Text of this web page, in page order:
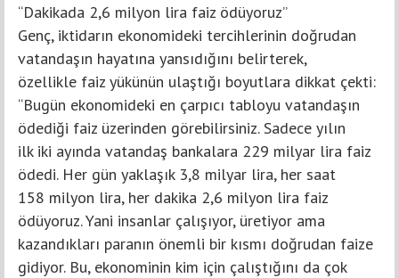
“Dakikada 2,6 milyon lira faiz ödüyoruz”
Genç, iktidarın ekonomideki tercihlerinin doğrudan
vatandaşın hayatına yansıdığını belirterek,
özellikle faiz yükünün ulaştığı boyutlara dikkat çekti:
“Bugün ekonomideki en çarpıcı tabloyu vatandaşın
ödediği faiz üzerinden görebilirsiniz. Sadece yılın
ilk iki ayında vatandaş bankalara 229 milyar lira faiz
ödedi. Her gün yaklaşık 3,8 milyar lira, her saat
158 milyon lira, her dakika 2,6 milyon lira faiz
ödüyoruz. Yani insanlar çalışıyor, üretiyor ama
kazandıkları paranın önemli bir kısmı doğrudan faize
gidiyor. Bu, ekonominin kim için çalıştığını da çok